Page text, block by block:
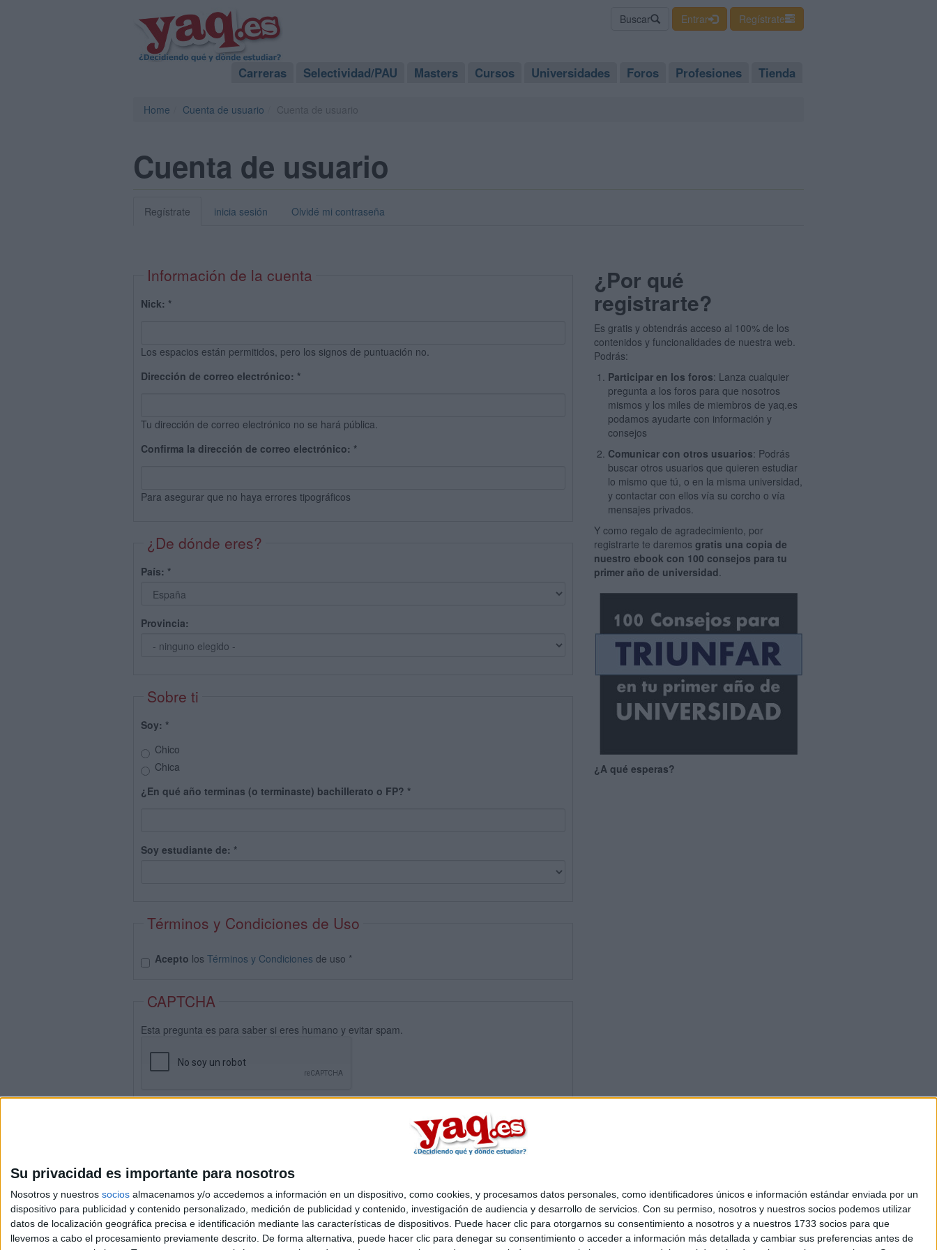
Su privacidad es importante para nosotros
Nosotros y nuestros socios almacenamos y/o accedemos a información en un dispositivo, como cookies, y procesamos datos personales, como identificadores únicos e información estándar enviada por un
dispositivo para publicidad y contenido personalizado, medición de publicidad y contenido, investigación de audiencia y desarrollo de servicios. Con su permiso, nosotros y nuestros socios podemos utilizar
datos de localización geográfica precisa e identificación mediante las características de dispositivos. Puede hacer clic para otorgarnos su consentimiento a nosotros y a nuestros 1733 socios para que
llevemos a cabo el procesamiento previamente descrito. De forma alternativa, puede hacer clic para denegar su consentimiento o acceder a información más detallada y cambiar sus preferencias antes de
Buscar Entrar Regístrate
Carreras Selectividad/PAU Masters Cursos Universidades Foros Profesiones Tienda
Home Cuenta de usuario
Cuenta de usuario
Regístrate inicia sesión Olvidé mi contraseña
Información de la cuenta
Nick: *
Los espacios están permitidos, pero los signos de puntuación no.
Dirección de correo electrónico: *
Tu dirección de correo electrónico no se hará pública.
Confirma la dirección de correo electrónico: *
Para asegurar que no haya errores tipográficos
¿De dónde eres?
País: *
Provincia:
Sobre ti
Soy: *
Chico
Chica
¿En qué año terminas (o terminaste) bachillerato o FP? *
Soy estudiante de: *
Términos y Condiciones de Uso
Acepto los Términos y Condiciones de uso *
CAPTCHA
Esta pregunta es para saber si eres humano y evitar spam.
¿Por qué
registrarte?
Es gratis y obtendrás acceso al 100% de los
contenidos y funcionalidades de nuestra web.
Podrás:
Participar en los foros: Lanza cualquier
pregunta a los foros para que nosotros
mismos y los miles de miembros de yaq.es
podamos ayudarte con información y
consejos
Comunicar con otros usuarios: Podrás
buscar otros usuarios que quieren estudiar
lo mismo que tú, o en la misma universidad,
y contactar con ellos vía su corcho o vía
mensajes privados.
Y como regalo de agradecimiento, por
registrarte te daremosgratis una copia de
nuestro ebook con 100 consejos para tu
primer año de universidad.
¿A qué esperas?
Quiénes somos |Contactar| Anúnciate
Aviso legal|Politica de privacidad|Condiciones generales|Política de cookies